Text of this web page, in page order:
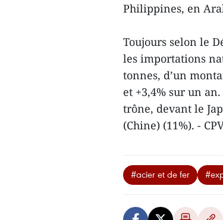
Philippines, en
Toujours selon le
les importations
tonnes, d’un
et +3,4% sur un
trône, devant le
(Chine) (11%). -
#acier et de fer